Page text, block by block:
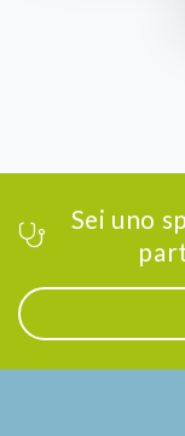
Sei uno